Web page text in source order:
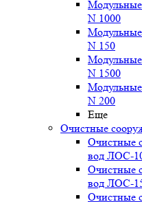
N 1000
N 150
N 1500
N 200
Еще
Очистные
Очистные
вод ЛОС-
Очистные
вод ЛОС-
Очистные